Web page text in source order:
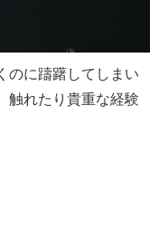
のに躊躇してしまい
触れたり貴重な経験